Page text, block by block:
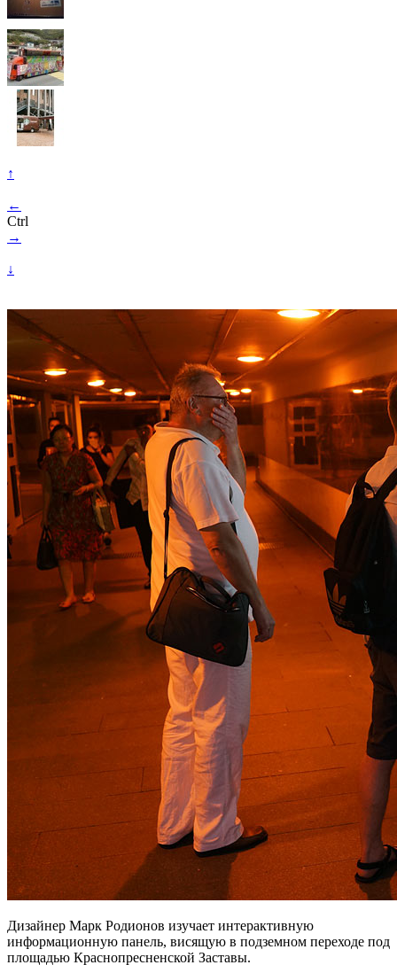
↑
←
Ctrl
→
↓
Дизайнер Марк Родионов изучает интерактивную
информационную панель, висящую в подземном переходе под
площадью Краснопресненской Заставы.